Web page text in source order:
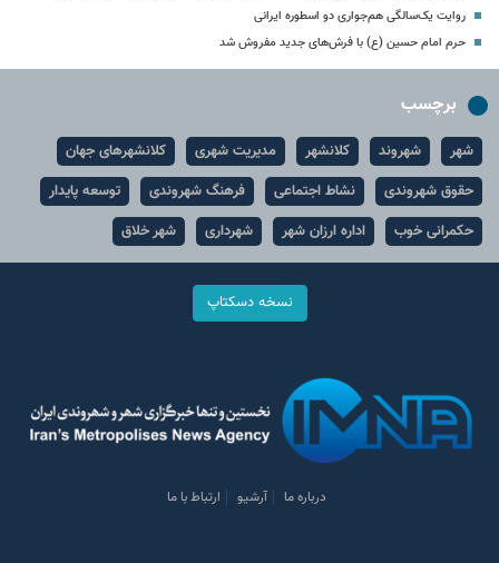
روایت یک‌سالگی هم‌جواری دو اسطوره‌ ایرانی
حرم امام حسین (ع) با فرش‌های جدید مفروش شد
برچسب
شهر شهروند کلانشهر مدیریت شهری
کلانشهرهای جهان
حقوق شهروندی
نشاط اجتماعی فرهنگ شهروندی
توسعه پایدار
حکمرانی خوب
اداره ارزان شهر شهرداری شهر خلاق
نسخه دسکتاپ
درباره ما آرشیو ارتباط با ما